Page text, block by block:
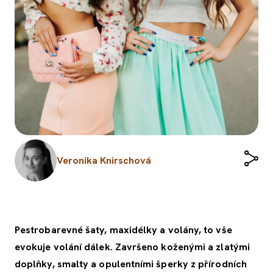
SEX A VZTAHY
PORADNA
Veronika Knirschová
Pestrobarevné šaty, maxidélky a volány, to vše
evokuje volání dálek. Završeno koženými a zlatými
doplňky, smalty a opulentními šperky z přírodních